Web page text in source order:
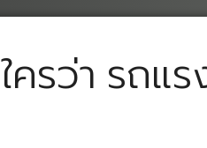
ใครว่า รถแ